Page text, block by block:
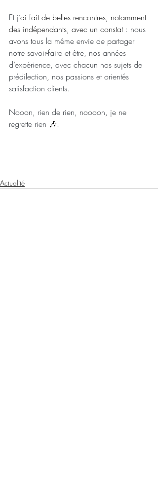
Et j’ai fait de belles rencontres, notamment
des indépendants, avec un constat : nous
avons tous la même envie de partager
notre savoir-faire et être, nos années
d’expérience, avec chacun nos sujets de
prédilection, nos passions et orientés
satisfaction clients.
Nooon, rien de rien, noooon, je ne
regrette rien 🎶.
Actualité